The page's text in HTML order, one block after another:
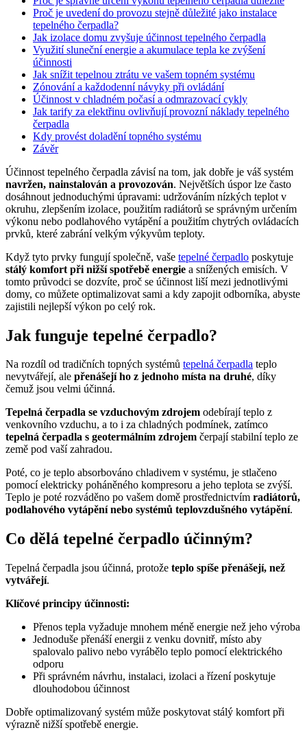
Proč je uvedení do provozu stejně důležité jako instalace
tepelného čerpadla?
Jak izolace domu zvyšuje účinnost tepelného čerpadla
Využití sluneční energie a akumulace tepla ke zvýšení
účinnosti
Jak snížit tepelnou ztrátu ve vašem topném systému
Zónování a každodenní návyky při ovládání
Účinnost v chladném počasí a odmrazovací cykly
Jak tarify za elektřinu ovlivňují provozní náklady tepelného
čerpadla
Kdy provést doladění topného systému
Závěr
Účinnost tepelného čerpadla závisí na tom, jak dobře je váš systém
navržen, nainstalován a provozován. Největších úspor lze často
dosáhnout jednoduchými úpravami: udržováním nízkých teplot v
okruhu, zlepšením izolace, použitím radiátorů se správným určením
výkonu nebo podlahového vytápění a použitím chytrých ovládacích
prvků, které zabrání velkým výkyvům teploty.
Když tyto prvky fungují společně, vaše tepelné čerpadlo poskytuje
stálý komfort při nižší spotřebě energie a snížených emisích. V
tomto průvodci se dozvíte, proč se účinnost liší mezi jednotlivými
domy, co můžete optimalizovat sami a kdy zapojit odborníka, abyste
zajistili nejlepší výkon po celý rok.
Jak funguje tepelné čerpadlo?
Na rozdíl od tradičních topných systémů tepelná čerpadla teplo
nevytvářejí, ale přenášejí ho z jednoho místa na druhé, díky
čemuž jsou velmi účinná.
Tepelná čerpadla se vzduchovým zdrojem odebírají teplo z
venkovního vzduchu, a to i za chladných podmínek, zatímco
tepelná čerpadla s geotermálním zdrojem čerpají stabilní teplo ze
země pod vaší zahradou.
Poté, co je teplo absorbováno chladivem v systému, je stlačeno
pomocí elektricky poháněného kompresoru a jeho teplota se zvýší.
Teplo je poté rozváděno po vašem domě prostřednictvím radiátorů,
podlahového vytápění nebo systémů teplovzdušného vytápění.
Co dělá tepelné čerpadlo účinným?
Tepelná čerpadla jsou účinná, protože teplo spíše přenášejí, než
vytvářejí.
Klíčové principy účinnosti:
Přenos tepla vyžaduje mnohem méně energie než jeho výroba
Jednoduše přenáší energii z venku dovnitř, místo aby
spalovalo palivo nebo vyrábělo teplo pomocí elektrického
odporu
Při správném návrhu, instalaci, izolaci a řízení poskytuje
dlouhodobou účinnost
Dobře optimalizovaný systém může poskytovat stálý komfort při
výrazně nižší spotřebě energie.